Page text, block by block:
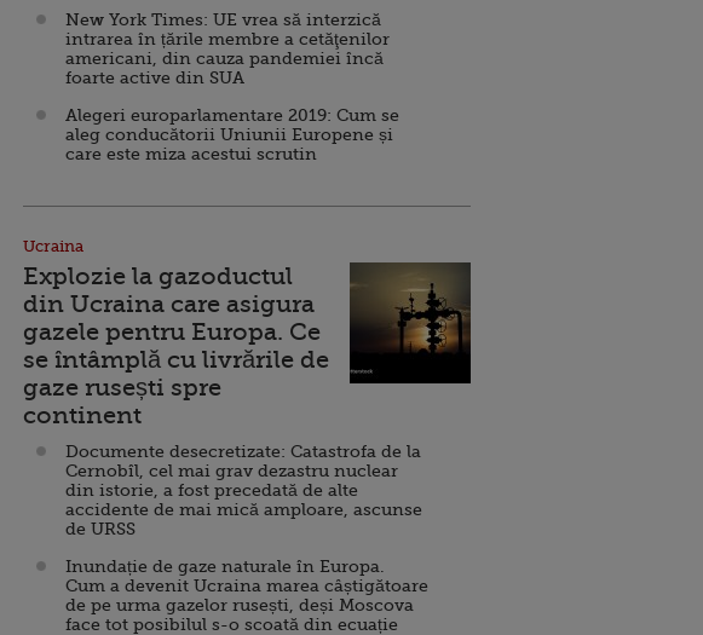
New York Times: UE vrea să interzică
intrarea în țările membre a cetăţenilor
americani, din cauza pandemiei încă
foarte active din SUA
Alegeri europarlamentare 2019: Cum se
aleg conducătorii Uniunii Europene și
care este miza acestui scrutin
Ucraina
Explozie la gazoductul
din Ucraina care asigura
gazele pentru Europa. Ce
se întâmplă cu livrările de
gaze rusești spre
continent
Documente desecretizate: Catastrofa de la
Cernobîl, cel mai grav dezastru nuclear
din istorie, a fost precedată de alte
accidente de mai mică amploare, ascunse
de URSS
Inundație de gaze naturale în Europa.
Cum a devenit Ucraina marea câștigătoare
de pe urma gazelor rusești, deși Moscova
face tot posibilul s-o scoată din ecuație